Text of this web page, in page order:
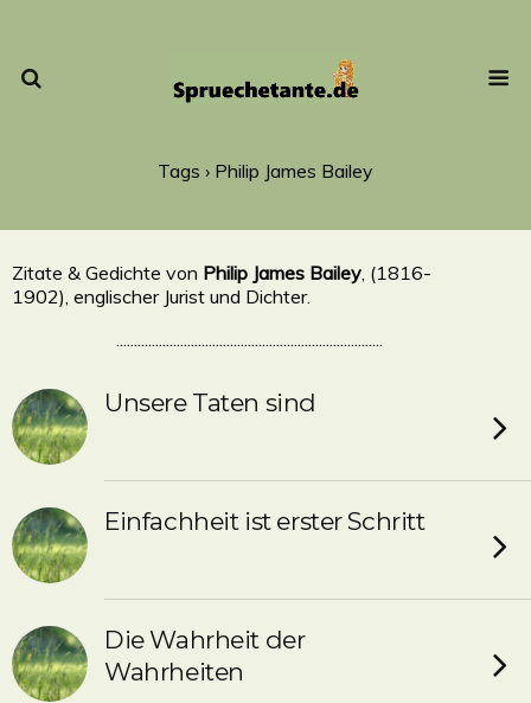
Tags › Philip James Bailey
Zitate & Gedichte von Philip James Bailey, (1816-
1902), englischer Jurist und Dichter.
...........................................................................
Unsere Taten sind
Einfachheit ist erster Schritt
Die Wahrheit der
Wahrheiten